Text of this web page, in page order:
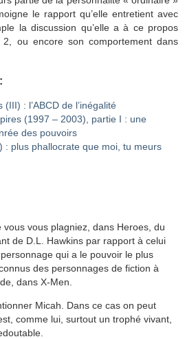
le rapport qu’elle entretient avec
la discussion qu’elle a à ce propos
2, ou encore son comportement dans
: l’ABCD de l’inégalité
(1997 – 2003), partie I : une
des pouvoirs
: plus phallocrate que moi, tu meurs
vous vous plagniez, dans Heroes, du
de D.L. Hawkins par rapport à celui
qui a le pouvoir le plus
des personnages de fiction à
dans X-Men.
Micah. Dans ce cas on peut
comme lui, surtout un trophé vivant,